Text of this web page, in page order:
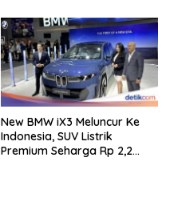
New BMW iX3 Meluncur Ke
Indonesia, SUV Listrik
Premium Seharga Rp 2,2